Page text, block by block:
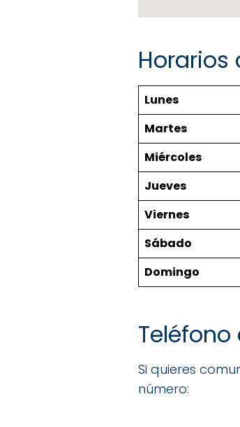
Horarios
Lunes
Martes
Miércoles
Jueves
Viernes
Sábado
Domingo
Si quieres
número: